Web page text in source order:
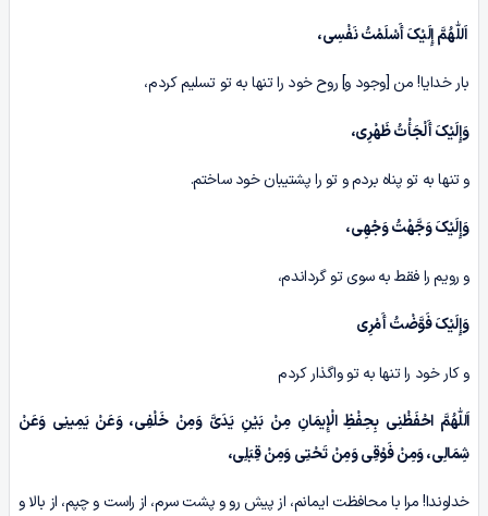
اَللّٰهُمَّإِلَیْکَأَسْلَمْتُ نَفْسِی،
بار خدایا! من [وجود و] روح خود را تنها به تو تسلیم کردم،
وَإِلَیْکَأَلْجَأْتُ ظَهْرِی،
و تنها به تو پناه بردم و تو را پشتیبان خود ساختم.
وَإِلَیْکَ وَجَّهْتُ وَجْهِی،
و رویم را فقط به سوی تو گرداندم،
وَإِلَیْکَ فَوَّضْتُأَمْرِی
و کار خود را تنها به تو واگذار کردم
اَللّٰهُمَّ احْفَظْنِیبِحِفْظِ الْیمَانِ مِنْ بَیْنِ یَدَیَّ وَمِنْ خَلْفِی، وَعَنْ یَمِینِی وَعَنْ
شِمَالِی، وَمِنْ فَوْقِیوَمِنْ تَحْتِیوَمِنْ قِبَلِی،
خداوندا! مرا با محافظت ایمانم، از پیش رو و پشت سرم، از راست و چپم، از بالا و